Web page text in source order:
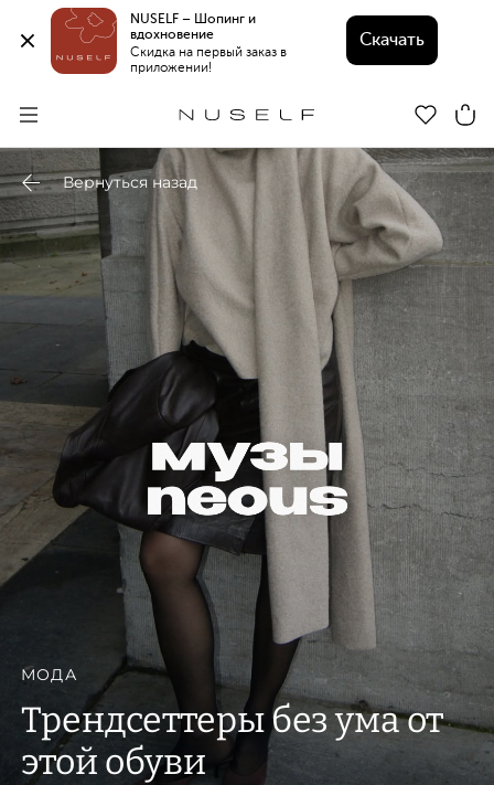
NUSELF – Шопинг и
вдохновение
Скидка на первый заказ в
приложении!
Скачать
Вернуться назад
МОДА
Трендсеттеры без ума от
этой обуви